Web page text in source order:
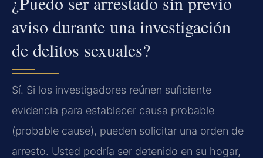
aviso durante una investigación
de delitos sexuales?
Sí. Si los investigadores reúnen suficiente
evidencia para establecer causa probable
(probable cause), pueden solicitar una orden de
arresto. Usted podría ser detenido en su hogar,